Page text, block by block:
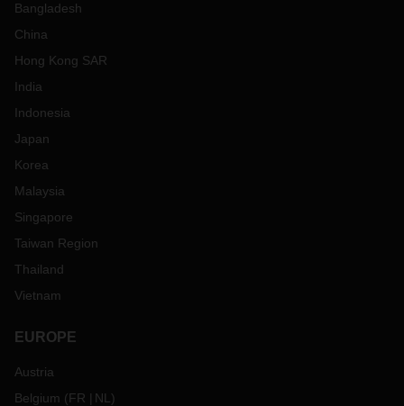
Bangladesh
China
Hong Kong SAR
India
Indonesia
Japan
Korea
Malaysia
Singapore
Taiwan Region
Thailand
Vietnam
EUROPE
Austria
Belgium (FR NL )